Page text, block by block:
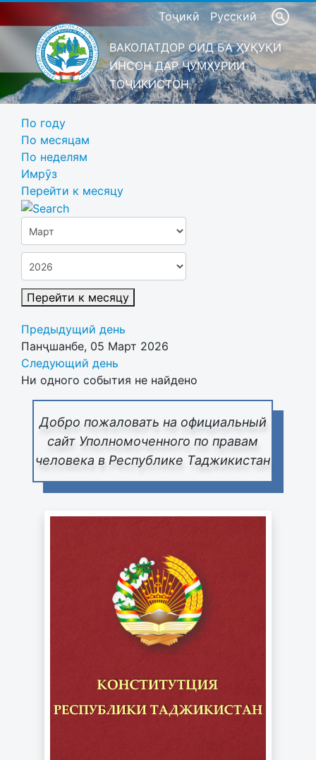
Тоҷикӣ Русский
ВАКОЛАТДОР ОИД БА ҲУҚУҚИ
ИНСОН ДАР ҶУМҲУРИИ
ТОҶИКИСТОН
Добро пожаловать на официальный
сайт Уполномоченного по правам
человека в Республике Таджикистан
По году
По месяцам
По неделям
Имрӯз
Перейти к месяцу
Перейти к месяцу
Предыдущий день
Панҷшанбе, 05 Март 2026
Следующий день
Ни одного события не найдено